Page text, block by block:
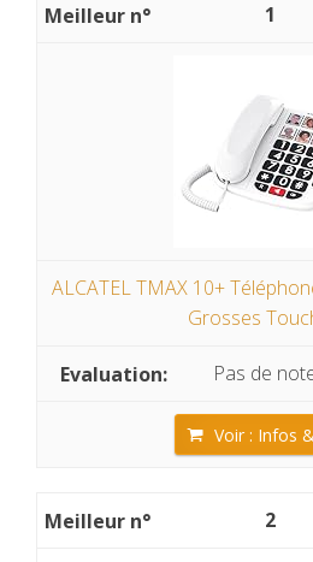
1
ALCATEL TMAX 10+
Grosses
Pas de
Voir : Infos
2